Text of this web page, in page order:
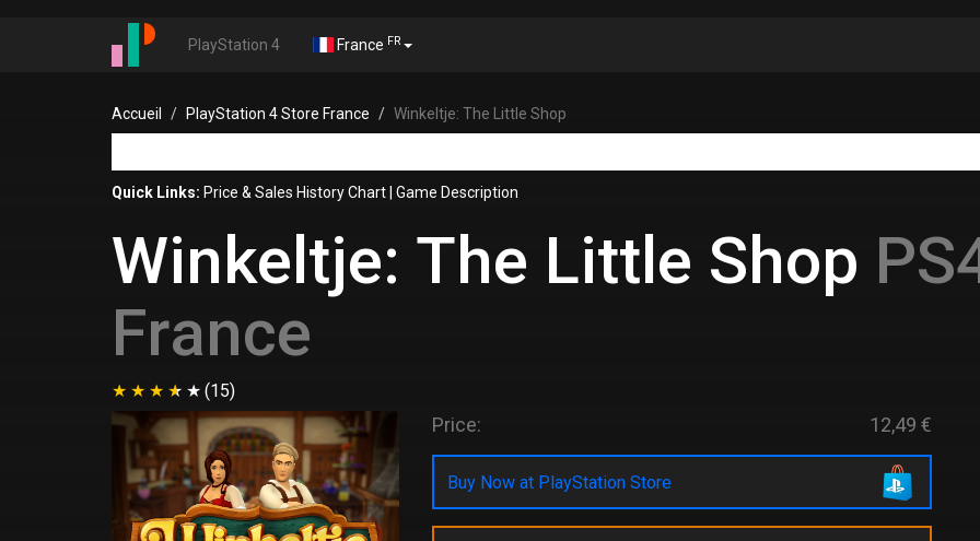
PlayStation 4 France FR
Accueil PlayStation 4 Store France Winkeltje: The Little Shop
Quick Links: Price & Sales History Chart Game Description
Winkeltje: The Little Shop
France
(15)
Price: 12,49 €
Buy Now at PlayStation Store